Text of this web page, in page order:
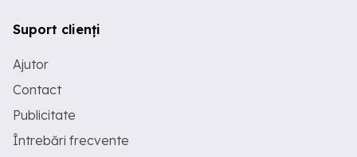
Suport clienți
Ajutor
Contact
Publicitate
Întrebări frecvente